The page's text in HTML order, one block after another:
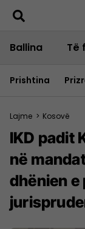
Ballina Të
Prishtina
Lajme > Kosovë
IKD padit
në
dhënien